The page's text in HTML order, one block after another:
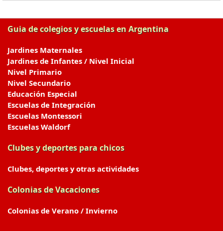
Guia de colegios y escuelas en Argentina
Jardines Maternales
Jardines de Infantes / Nivel Inicial
Nivel Primario
Nivel Secundario
Educación Especial
Escuelas de Integración
Escuelas Montessori
Escuelas Waldorf
Clubes y deportes para chicos
Clubes, deportes y otras actividades
Colonias de Vacaciones
Colonias de Verano / Invierno